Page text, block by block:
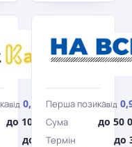
Кредит
Каса
від 0,01%/день
до 10 000 грн
до 365 дн.
Перша позикавід
Сума до 50
Термін до